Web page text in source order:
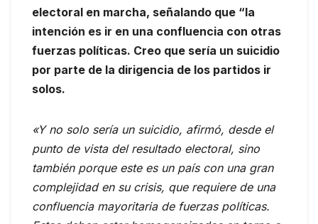
electoral en marcha, señalando que “la
intención es ir en una confluencia con otras
fuerzas políticas. Creo que sería un suicidio
por parte de la dirigencia de los partidos ir
solos.
«Y no solo sería un suicidio, afirmó, desde el
punto de vista del resultado electoral, sino
también porque este es un país con una gran
complejidad en su crisis, que requiere de una
confluencia mayoritaria de fuerzas políticas.